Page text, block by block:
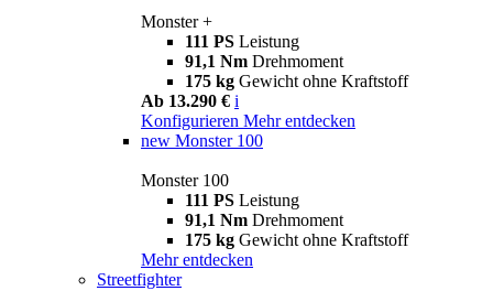
Monster +
111 PS Leistung
91,1 Nm Drehmoment
175 kg Gewicht ohne Kraftstoff
Ab 13.290 € i
Konfigurieren Mehr entdecken
new Monster 100
Monster 100
111 PS Leistung
91,1 Nm Drehmoment
175 kg Gewicht ohne Kraftstoff
Mehr entdecken
Streetfighter